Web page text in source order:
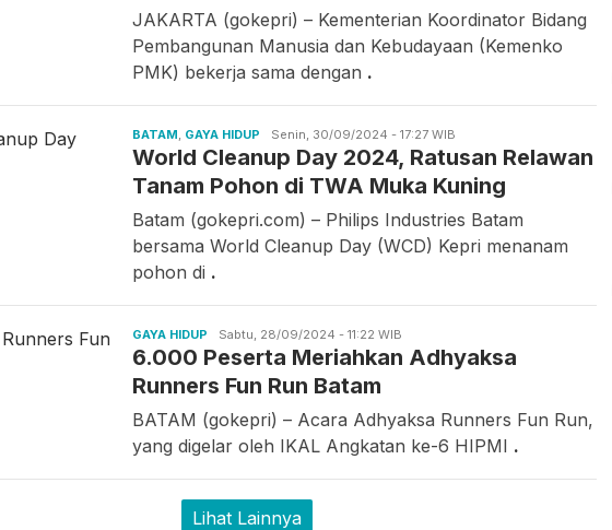
JAKARTA (gokepri) – Kementerian Koordinator Bidang
Pembangunan Manusia dan Kebudayaan (Kemenko
PMK) bekerja sama dengan .
BATAM, GAYA HIDUP Asrul
Rahmawati
Senin, 30/09/2024 - 17:27 WIB
World Cleanup Day 2024, Ratusan Relawan
Tanam Pohon di TWA Muka Kuning
Batam (gokepri.com) – Philips Industries Batam
bersama World Cleanup Day (WCD) Kepri menanam
pohon di .
GAYA HIDUP Candra
Gunawan
Sabtu, 28/09/2024 - 11:22 WIB
6.000 Peserta Meriahkan Adhyaksa
Runners Fun Run Batam
BATAM (gokepri) – Acara Adhyaksa Runners Fun Run,
yang digelar oleh IKAL Angkatan ke-6 HIPMI .
Lihat Lainnya